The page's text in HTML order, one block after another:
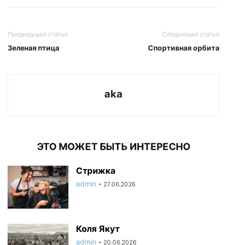
Предыдущая статья
Зеленая птица
Следующая статья
Спортивная орбита
aka
ЭТО МОЖЕТ БЫТЬ ИНТЕРЕСНО
Стрижка
admin - 27.06.2026
Коля Якут
admin - 20.06.2026